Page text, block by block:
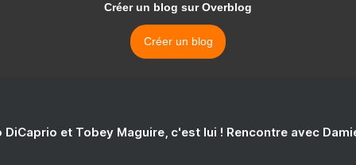
Créer un blog sur Overblog
Créer un blog
DiCaprio et Tobey Maguire, c'est lui ! Rencontre avec